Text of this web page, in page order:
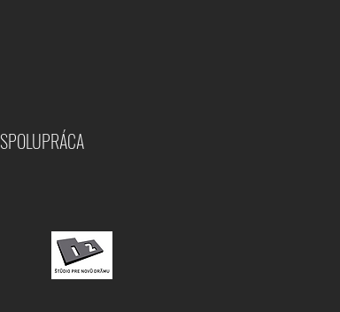
SPOLUPRÁCA